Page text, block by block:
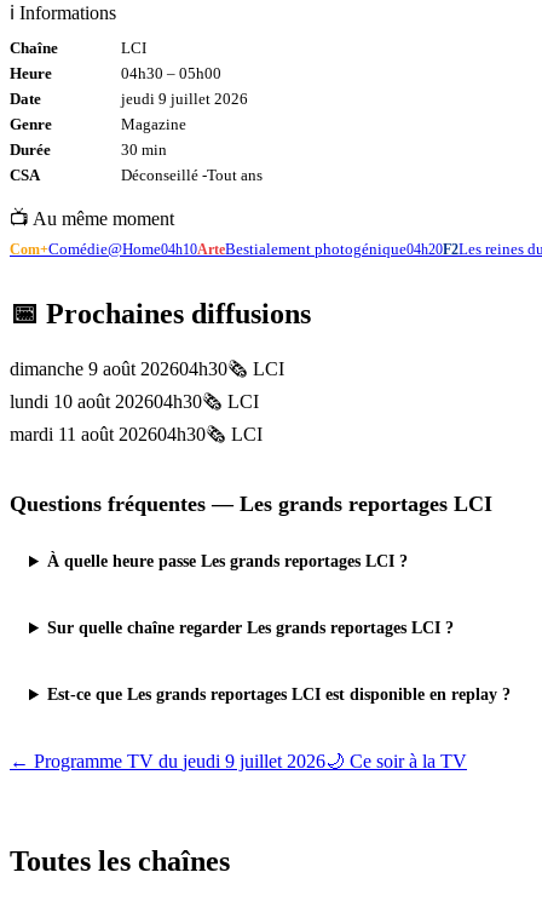
ℹ️ Informations
Chaîne
LCI
Heure
04h30 – 05h00
Date
jeudi 9 juillet 2026
Genre
Magazine
Durée
30 min
CSA
Déconseillé -Tout ans
📺 Au même moment
Com+Comédie@Home04h10ArteBestialement photogénique04h20F2Les reines
📅 Prochaines diffusions
dimanche 9 août 202604h30🗞️ LCI
lundi 10 août 202604h30🗞️ LCI
mardi 11 août 202604h30🗞️ LCI
Questions fréquentes — Les grands reportages LCI
À quelle heure passe Les grands reportages LCI ?
Sur quelle chaîne regarder Les grands reportages LCI ?
Est-ce que Les grands reportages LCI est disponible en replay ?
← Programme TV du jeudi 9 juillet 2026🌙 Ce soir à la TV
Toutes les chaînes